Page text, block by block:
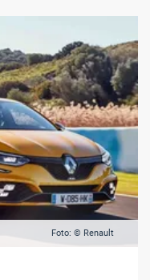
Foto: © Renault